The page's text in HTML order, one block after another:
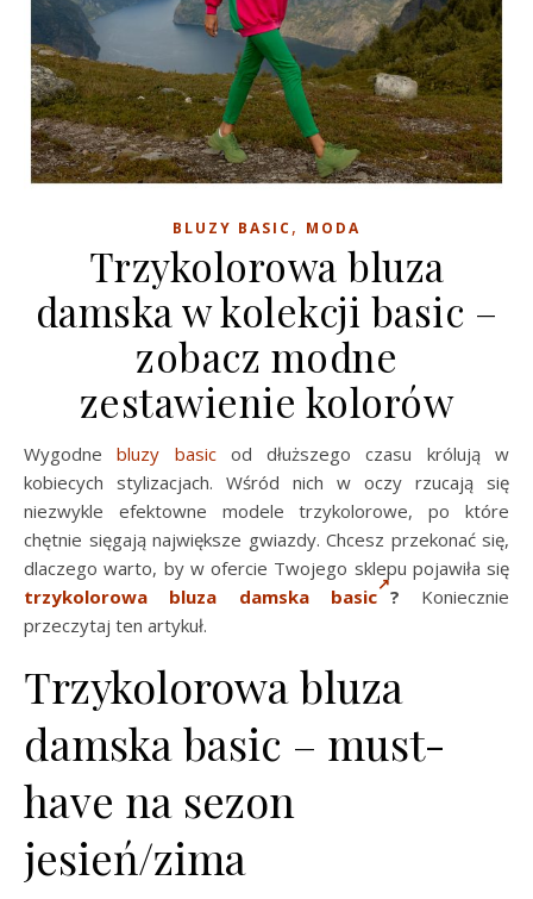
BLUZY BASIC, MODA
Trzykolorowa bluza
damska w kolekcji basic –
zobacz modne
zestawienie kolorów
Wygodnebluzy basicod dłuższego czasu królują w
kobiecych stylizacjach. Wśród nich w oczy rzucają się
niezwykle efektowne modele trzykolorowe, po które
chętnie sięgają największe gwiazdy. Chcesz przekonać się,
dlaczego warto, by w ofercie Twojego sklepu pojawiła się
trzykolorowa bluza damska basic ? Koniecznie
przeczytaj ten artykuł.
Trzykolorowa bluza
damska basic – must-
have na sezon
jesień/zima